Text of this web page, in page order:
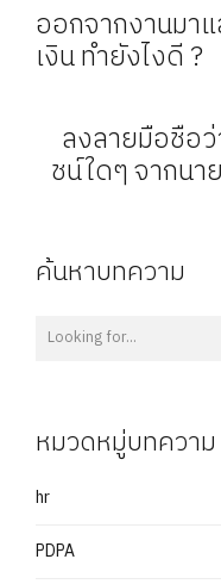
ออกจากงานมา
เงิน ทำยังไงดี ?
ลงลายมือชื่อว่
ชน์ใดๆ จากนา
ค้นหาบทความ
หมวดหมู่บทความ
hr
PDPA